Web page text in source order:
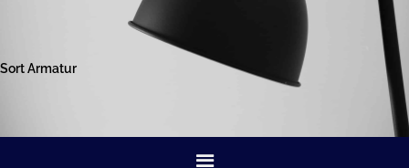
Sort Armatur
Menu